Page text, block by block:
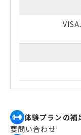
VISA
体験プランの補
要問い合わせ